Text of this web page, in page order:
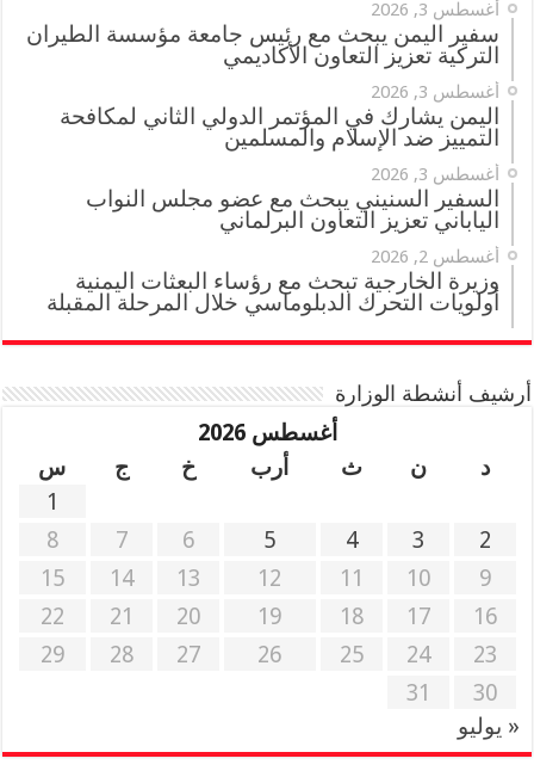
أغسطس 3, 2026
سفير اليمن يبحث مع رئيس جامعة مؤسسة الطيران
التركية تعزيز التعاون الأكاديمي
أغسطس 3, 2026
اليمن يشارك في المؤتمر الدولي الثاني لمكافحة
التمييز ضد الإسلام والمسلمين
أغسطس 3, 2026
السفير السنيني يبحث مع عضو مجلس النواب
الياباني تعزيز التعاون البرلماني
أغسطس 2, 2026
وزيرة الخارجية تبحث مع رؤساء البعثات اليمنية
أولويات التحرك الدبلوماسي خلال المرحلة المقبلة
أرشيف أنشطة الوزارة
أغسطس 2026
د
ن ث أرب خ ج
س
1
2
3
4
5
6
7
8
9
10
11
12
13
14
15
16
17
18
19
20
21
22
23
24
25
26
27
28
29
30
31
« يوليو